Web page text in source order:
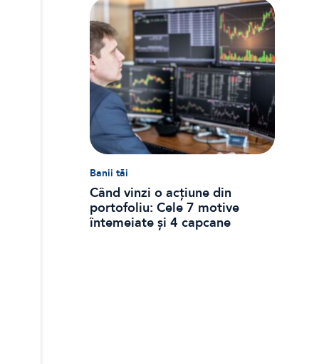
Banii tăi
Când vinzi o acțiune din
portofoliu: Cele 7 motive
întemeiate și 4 capcane